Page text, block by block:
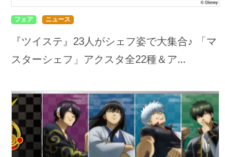
フェア ニュース
『ツイステ』23人がシェフ姿で大集合♪ 「マ
スターシェフ」アクスタ全22種＆ア...